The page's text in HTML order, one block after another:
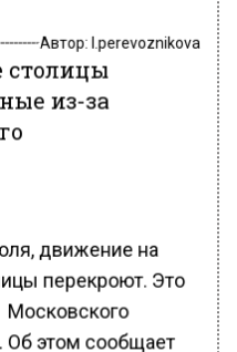
Автор: l.perevoznikova
столицы
из-за
движение на
перекроют. Это
Московского
Об этом сообщает